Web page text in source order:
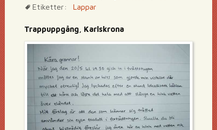
Etiketter:
Lappar
Trappuppgång, Karlskrona